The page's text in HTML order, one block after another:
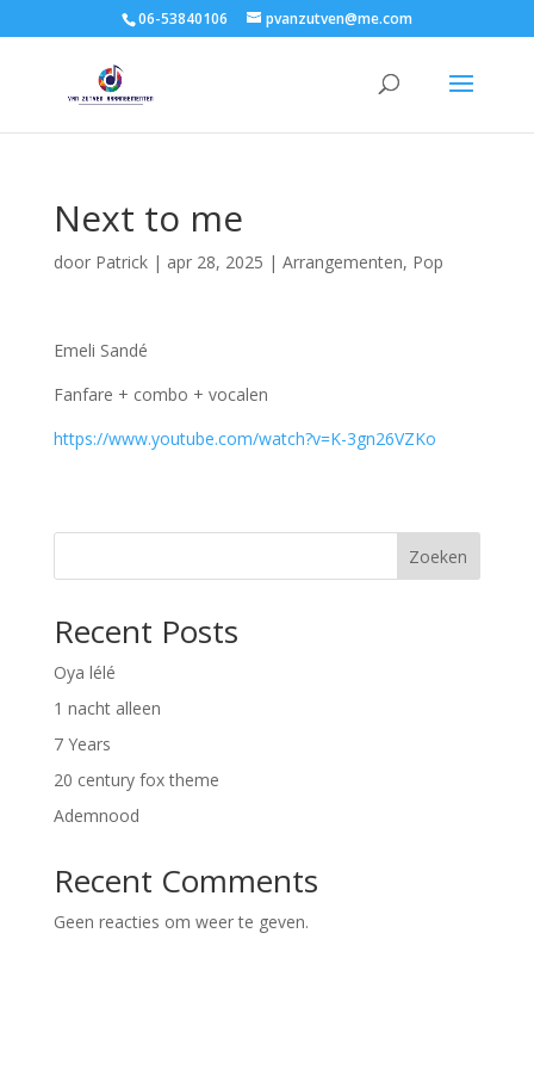
06-53840106 pvanzutven@me.com
Next to me
door Patrick| apr 28, 2025 | Arrangementen, Pop
Emeli Sandé
Fanfare + combo + vocalen
https://www.youtube.com/watch?v=K-3gn26VZKo
Zoeken
Recent Posts
Oya lélé
1 nacht alleen
7 Years
20 century fox theme
Ademnood
Recent Comments
Geen reacties om weer te geven.